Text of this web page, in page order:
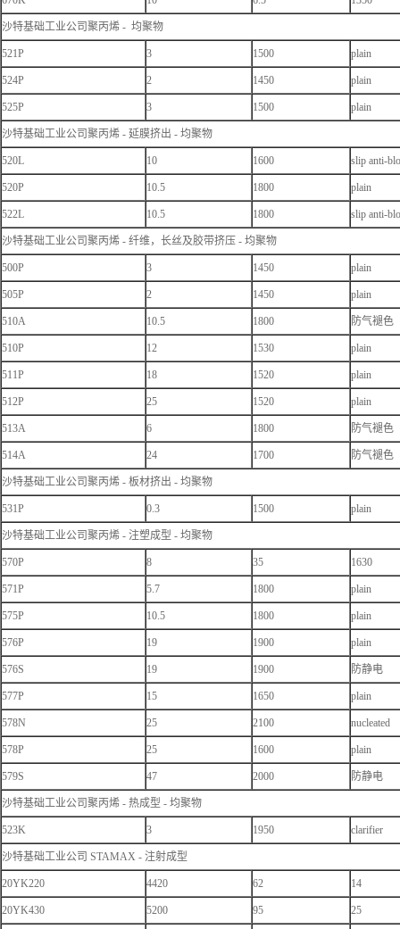
沙特基础工业公司聚丙烯 - 均聚物
521P 3 1500 plain
524P 2 1450 plain
525P 3 1500 plain
沙特基础工业公司聚丙烯 - 延膜挤出 - 均聚物
520L 10 1600 slip anti-
520P 10.5 1800 plain
522L 10.5 1800 slip anti-
沙特基础工业公司聚丙烯 - 纤维，长丝及胶带挤压 - 均聚物
500P 3 1450 plain
505P 2 1450 plain
510A 10.5 1800 防气褪色
510P 12 1530 plain
511P 18 1520 plain
512P 25 1520 plain
513A 6 1800 防气褪色
514A 24 1700 防气褪色
沙特基础工业公司聚丙烯 - 板材挤出 - 均聚物
531P 0.3 1500 plain
沙特基础工业公司聚丙烯 - 注塑成型 - 均聚物
570P 8 35 1630
571P 5.7 1800 plain
575P 10.5 1800 plain
576P 19 1900 plain
576S 19 1900 防静电
577P 15 1650 plain
578N 25 2100 nucleated
578P 25 1600 plain
579S 47 2000 防静电
沙特基础工业公司聚丙烯 - 热成型 - 均聚物
523K 3 1950 clarifier
沙特基础工业公司 STAMAX - 注射成型
20YK220 4420 62 14
20YK430 5200 95 25